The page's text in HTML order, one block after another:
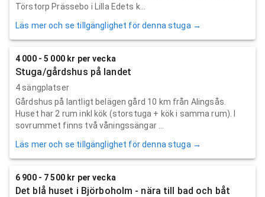
Törstorp Prässebo i Lilla Edets k...
Läs mer och se tillgänglighet för denna stuga →
4 000 - 5 000 kr per vecka
Stuga/gårdshus på landet
4 sängplatser
Gårdshus på lantligt belägen gård 10 km från Alingsås.
Huset har 2 rum inkl kök (storstuga + kök i samma rum). I
sovrummet finns två våningssängar ...
Läs mer och se tillgänglighet för denna stuga →
6 900 - 7 500 kr per vecka
Det blå huset i Björboholm - nära till bad och båt